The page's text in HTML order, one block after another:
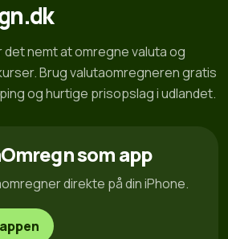
det nemt at omregne valuta og
Brug valutaomregneren gratis
og hurtige prisopslag i udlandet.
som app
direkte på din iPhone.